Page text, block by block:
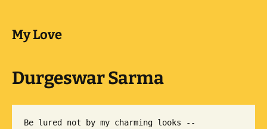
My Love
Durgeswar Sarma
Be lured not by my charming looks --